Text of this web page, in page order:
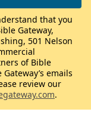
that you
Gateway,
501 Nelson
of Bible
emails
review our
.